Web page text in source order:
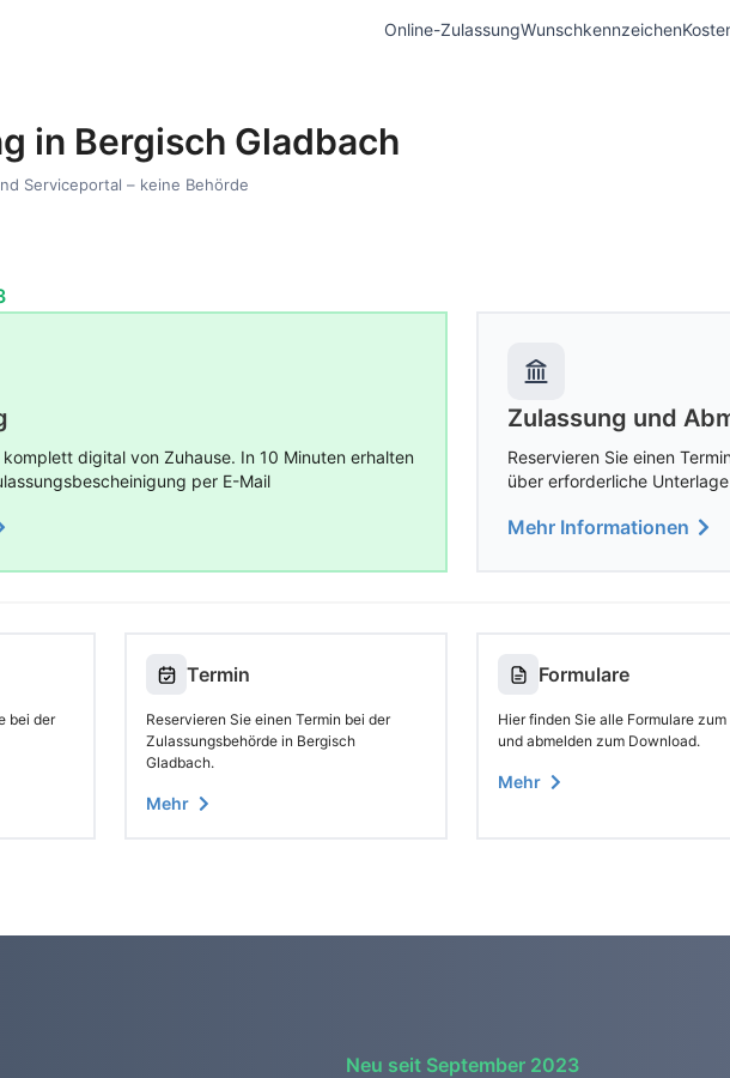
Online-ZulassungWunschkennzeichen
in Bergisch Gladbach
Serviceportal – keine Behörde
digital von Zuhause. In 10 Minuten erhalten
per E-Mail
Zulassung und
Reservieren Sie einen
über erforderliche
Mehr Informationen
bei der
Termin
Reservieren Sie einen Termin bei der
Zulassungsbehörde in Bergisch
Gladbach.
Mehr
Formulare
Hier finden Sie alle Formulare
und abmelden zum Download.
Mehr
Neu seit September 2023